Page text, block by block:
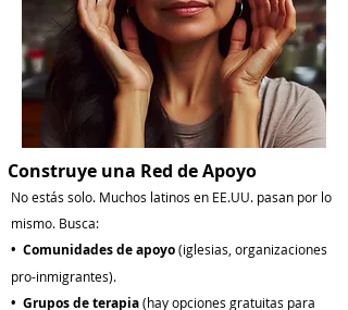
Construye una Red de Apoyo
No estás solo. Muchos latinos en EE.UU. pasan por lo
mismo. Busca:
• Comunidades de apoyo(iglesias, organizaciones
pro-inmigrantes).
• Grupos de terapia(hay opciones gratuitas para